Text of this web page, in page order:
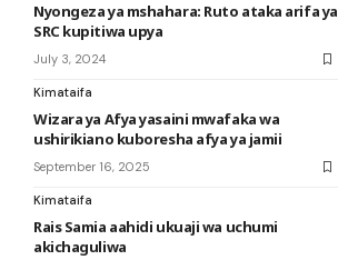
Nyongeza ya mshahara: Ruto ataka arifa ya
SRC kupitiwa upya
July 3, 2024
Kimataifa
Wizara ya Afya yasaini mwafaka wa
ushirikiano kuboresha afya ya jamii
September 16, 2025
Kimataifa
Rais Samia aahidi ukuaji wa uchumi
akichaguliwa